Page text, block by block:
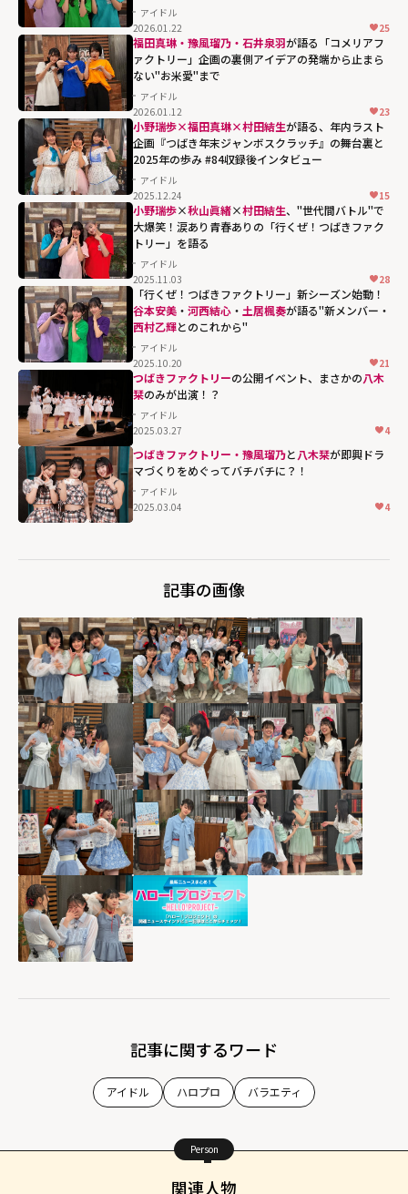
アイドル
2026.01.22
25
福田真琳・豫風瑠乃・石井泉羽が語る「コメリアフ
ァクトリー」企画の裏側――アイデアの発端から止まら
ない"お米愛"まで
アイドル
2026.01.12
23
小野瑞歩×福田真琳×村田結生が語る、年内ラスト
企画『つばき年末ジャンボスクラッチ』の舞台裏と
2025年の歩み #84収録後インタビュー
アイドル
2025.12.24
15
小野瑞歩×秋山眞緒×村田結生、"世代間バトル"で
大爆笑！涙あり青春ありの「行くぜ！つばきファク
トリー」を語る
アイドル
2025.11.03
28
西村乙輝とのこ
れから""
width="304"
height="203"
loading="lazy"
fetchpriority="h
igh">
「行くぜ！つばきファクトリー」新シーズン始動！
谷本安美 ・ 河西結心 ・ 土居楓奏が語る"新メンバー・
西村乙輝とのこれから"
アイドル
2025.10.20
21
つばきファクトリーの公開イベント、まさかの八木
栞のみが出演！？
アイドル
2025.03.27
4
つばきファクトリー・豫風瑠乃と八木栞が即興ドラ
マづくりをめぐってバチバチに？！
アイドル
2025.03.04
4
記事の画像
記事に関するワード
アイドル ハロプロ バラエティ
Person
関連人物